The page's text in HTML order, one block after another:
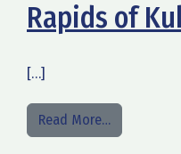
Rapids of
[…]
Read More…from Rapids